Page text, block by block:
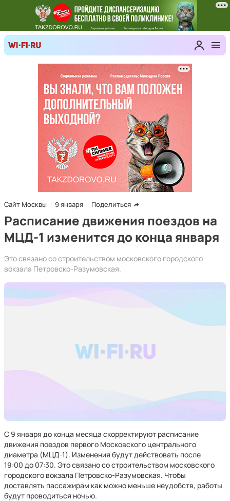
Сайт Москвы 9 января Поделиться
Расписание движения поездов на
МЦД-1 изменится до конца января
Это связано со строительством московского городского
вокзала Петровско-Разумовская.
С 9 января до конца месяца скорректируют расписание
движения поездов первого Московского центрального
диаметра (МЦД-1). Изменения будут действовать после
19:00 до 07:30. Это связано со строительством московского
городского вокзала Петровско-Разумовская. Чтобы
доставлять пассажирам как можно меньше неудобств, работы
будут проводиться ночью.